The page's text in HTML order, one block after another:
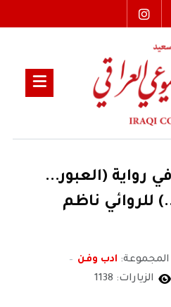
رواية (العبور...
للروائي ناظم
المجموعة: ادب وفن
الزيارات: 1138